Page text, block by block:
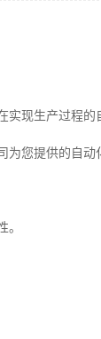
实现生产过程的
您提供的自动
。